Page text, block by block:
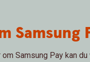
Samsung
Samsung Pay kan